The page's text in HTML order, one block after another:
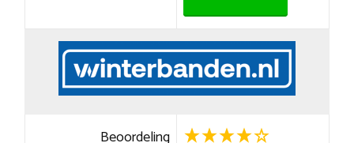
Beoordeling